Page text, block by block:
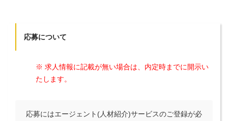
応募について
※ 求人情報に記載が無い場合は、内定時までに開示い
たします。
応募にはエージェント(人材紹介)サービスのご登録が必